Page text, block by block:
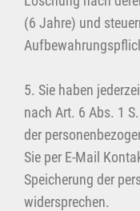
(6 Jahre) und
5. Sie haben
nach Art. 6 Abs. 1
der
Sie per E-Mail
Speicherung der
widersprechen.